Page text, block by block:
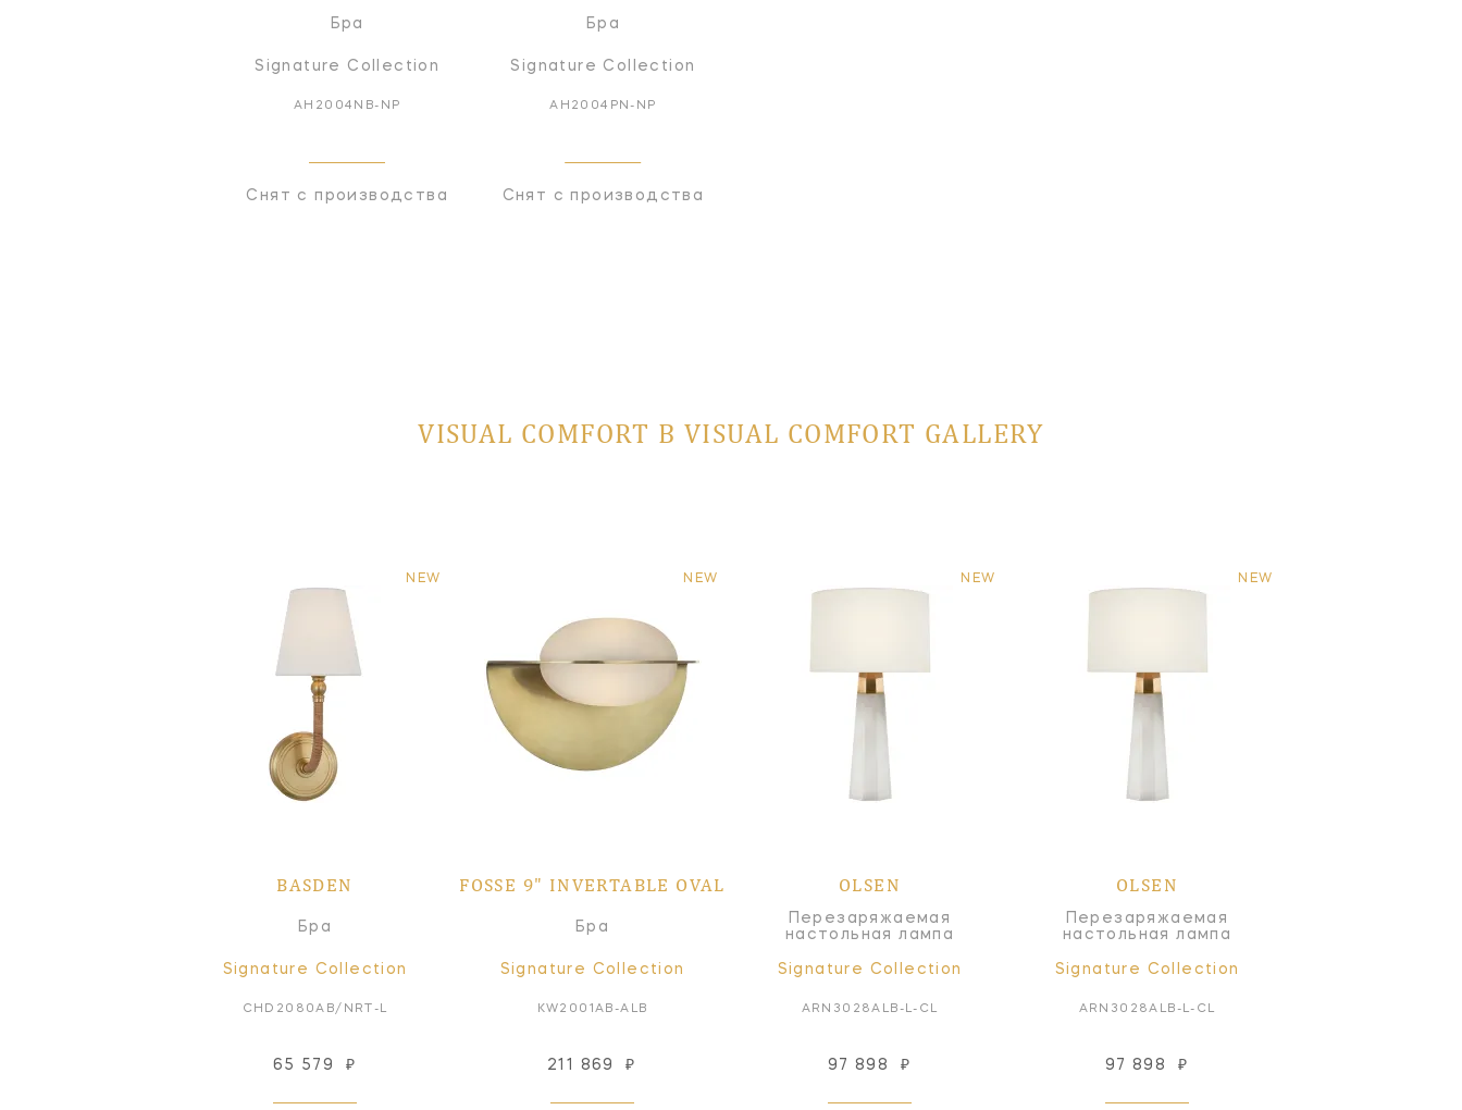
Бра
Signature Collection
AH2004NB-NP
Снят с производства
Бра
Signature Collection
AH2004PN-NP
Снят с производства
VISUAL COMFORT В VISUAL COMFORT GALLERY
NEW
BASDEN
Бра
Signature Collection
CHD2080AB/NRT-L
65 579 ₽
NEW
FOSSE 9" INVERTABLE OVAL
Бра
Signature Collection
KW2001AB-ALB
211 869 ₽
NEW
OLSEN
Перезаряжаемая
настольная лампа
Signature Collection
ARN3028ALB-L-CL
97 898 ₽
NEW
OLSEN
Перезаряжаемая
настольная лампа
Signature Collection
ARN3028ALB-L-CL
97 898 ₽